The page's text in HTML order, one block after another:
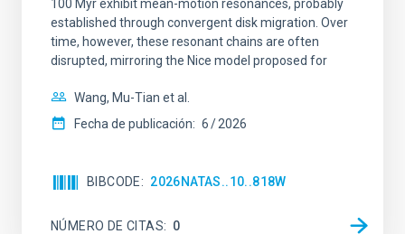
100 Myr exhibit mean-motion resonances, probably
established through convergent disk migration. Over
time, however, these resonant chains are often
disrupted, mirroring the Nice model proposed for
Wang, Mu-Tian et al.
Fecha de publicación: 6 2026
BIBCODE 2026NATAS..10..818W
NÚMERO DE CITAS 0